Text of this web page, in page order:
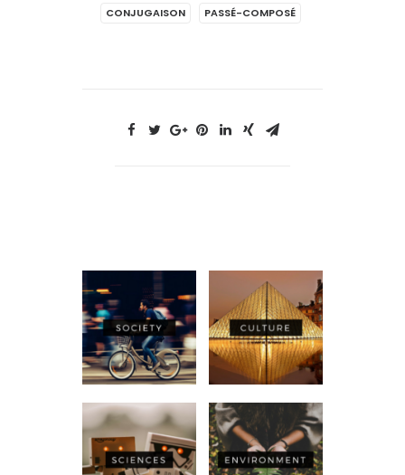
CONJUGAISON PASSÉ-COMPOSÉ